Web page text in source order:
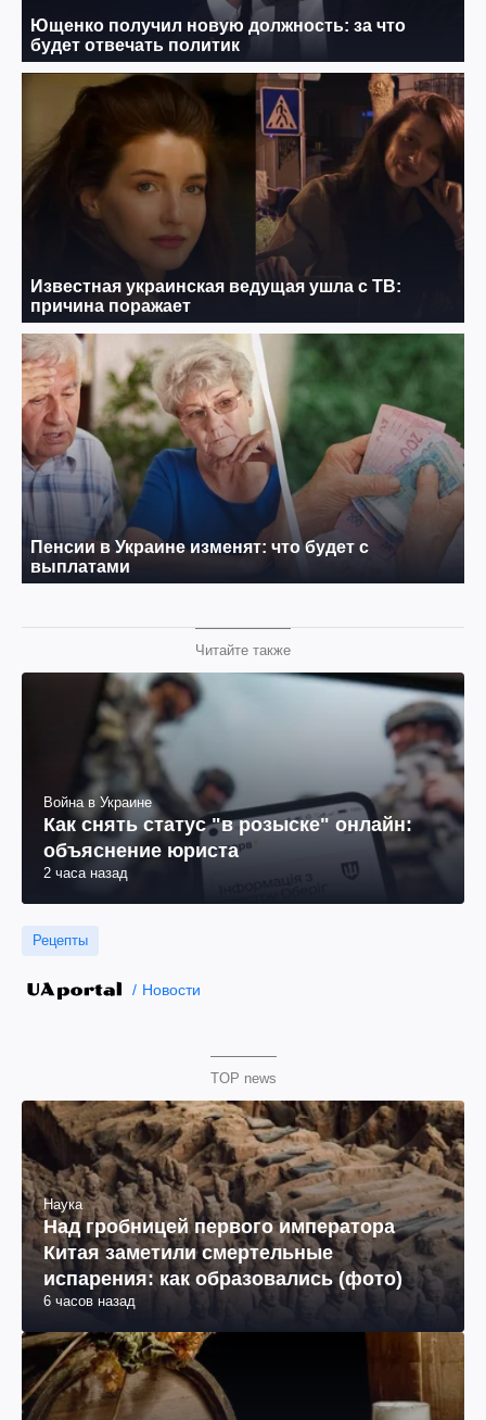
Читайте также
Война в Украине
Как снять статус "в розыске" онлайн:
объяснение юриста
2 часа назад
Рецепты
Новости
TOP news
Наука
Над гробницей первого императора
Китая заметили смертельные
испарения: как образовались (фото)
6 часов назад